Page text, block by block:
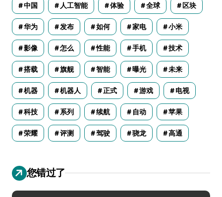
中国 人工智能 体验 全球 区块
华为 发布 如何 家电 小米
影像 怎么 性能 手机 技术
搭载 旗舰 智能 曝光 未来
机器 机器人 正式 游戏 电视
科技 系列 续航 自动 苹果
荣耀 评测 驾驶 骁龙 高通
您错过了